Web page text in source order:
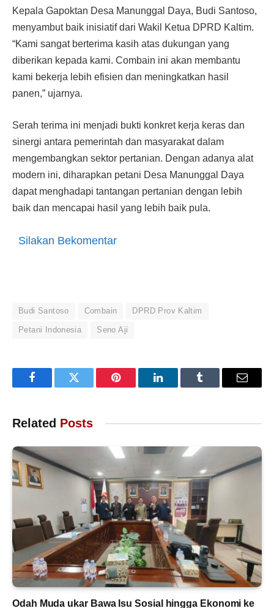
Kepala Gapoktan Desa Manunggal Daya, Budi Santoso,
menyambut baik inisiatif dari Wakil Ketua DPRD Kaltim.
“Kami sangat berterima kasih atas dukungan yang
diberikan kepada kami. Combain ini akan membantu
kami bekerja lebih efisien dan meningkatkan hasil
panen,” ujarnya.
Serah terima ini menjadi bukti konkret kerja keras dan
sinergi antara pemerintah dan masyarakat dalam
mengembangkan sektor pertanian. Dengan adanya alat
modern ini, diharapkan petani Desa Manunggal Daya
dapat menghadapi tantangan pertanian dengan lebih
baik dan mencapai hasil yang lebih baik pula.
Silakan Bekomentar
Budi Santoso Combain DPRD Prov Kaltim
Petani Indonesia Seno Aji
FacebookTwitter Pinterest LinkedInTumblr Email
Related Posts
Odah Muda ukar Bawa Isu Sosial hingga Ekonomi ke